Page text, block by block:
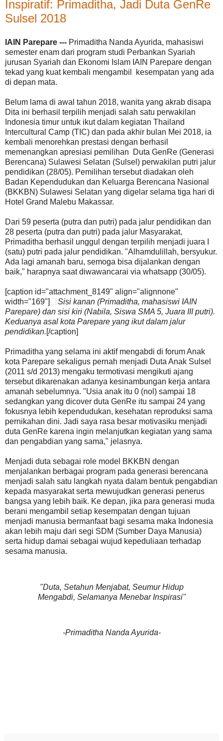
Inspiratif: Primaditha, Jadi Duta GenRe
Sulsel 2018
IAIN Parepare --- Primaditha Nanda Ayurida, mahasiswi
semester enam dari program studi Perbankan Syariah
jurusan Syariah dan Ekonomi Islam IAIN Parepare dengan
tekad yang kuat kembali mengambil kesempatan yang ada
di depan mata.
Belum lama di awal tahun 2018, wanita yang akrab disapa
Dita ini berhasil terpilih menjadi salah satu perwakilan
Indonesia timur untuk ikut dalam kegiatan Thailand
Intercultural Camp (TIC) dan pada akhir bulan Mei 2018, ia
kembali menorehkan prestasi dengan berhasil
memenangkan apresiasi pemilihan Duta GenRe (Generasi
Berencana) Sulawesi Selatan (Sulsel) perwakilan putri jalur
pendidikan (28/05). Pemilihan tersebut diadakan oleh
Badan Kependudukan dan Keluarga Berencana Nasional
(BKKBN) Sulawesi Selatan yang digelar selama tiga hari di
Hotel Grand Malebu Makassar.
Dari 59 peserta (putra dan putri) pada jalur pendidikan dan
28 peserta (putra dan putri) pada jalur Masyarakat,
Primaditha berhasil unggul dengan terpilih menjadi juara I
(satu) putri pada jalur pendidikan. "Alhamdulillah, bersyukur.
Ada lagi amanah baru, semoga bisa dijalankan dengan
baik," harapnya saat diwawancarai via whatsapp (30/05).
[caption id="attachment_8149" align="alignnone"
width="169"]
Sisi kanan (Primaditha, mahasiswi IAIN
Parepare) dan sisi kiri (Nabila, Siswa SMA 5, Juara III putri).
Keduanya asal kota Parepare yang ikut dalam jalur
pendidikan.[/caption]
Primaditha yang selama ini aktif mengabdi di forum Anak
kota Parepare sekaligus pernah menjadi Duta Anak Sulsel
(2011 s/d 2013) mengaku termotivasi mengikuti ajang
tersebut dikarenakan adanya kesinambungan kerja antara
amanah sebelumnya. "Usia anak itu 0 (nol) sampai 18
sedangkan yang dicover duta GenRe itu sampai 24 yang
fokusnya lebih kependudukan, kesehatan reproduksi sama
pernikahan dini. Jadi saya rasa besar motivasiku menjadi
duta GenRe karena ingin melanjutkan kegiatan yang sama
dan pengabdian yang sama," jelasnya.
Menjadi duta sebagai role model BKKBN dengan
menjalankan berbagai program pada generasi berencana
menjadi salah satu langkah nyata dalam bentuk pengabdian
kepada masyarakat serta mewujudkan generasi penerus
bangsa yang lebih baik. Ke depan, jika para generasi muda
berani mengambil setiap kesempatan dengan tujuan
menjadi manusia bermanfaat bagi sesama maka Indonesia
akan lebih maju dari segi SDM (Sumber Daya Manusia)
serta hidup damai sebagai wujud kepeduliaan terhadap
sesama manusia.
"Duta, Setahun Menjabat, Seumur Hidup
Mengabdi, Selamanya Menebar Inspirasi"
-Primaditha Nanda Ayurida-